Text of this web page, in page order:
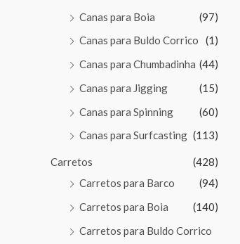
Canas para Boia
(97)
Canas para Buldo Corrico
(1)
Canas para Chumbadinha (44)
Canas para Jigging
(15)
Canas para Spinning
(60)
Canas para Surfcasting (113)
Carretos
(428)
Carretos para Barco
(94)
Carretos para Boia
(140)
Carretos para Buldo Corrico